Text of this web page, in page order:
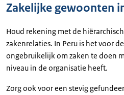
Zakelijke gewoonten
Houd rekening met de
zakenrelaties. In Peru is het voor
ongebruikelijk om zaken te doen
niveau in de organisatie heeft.
Zorg ook voor een stevig